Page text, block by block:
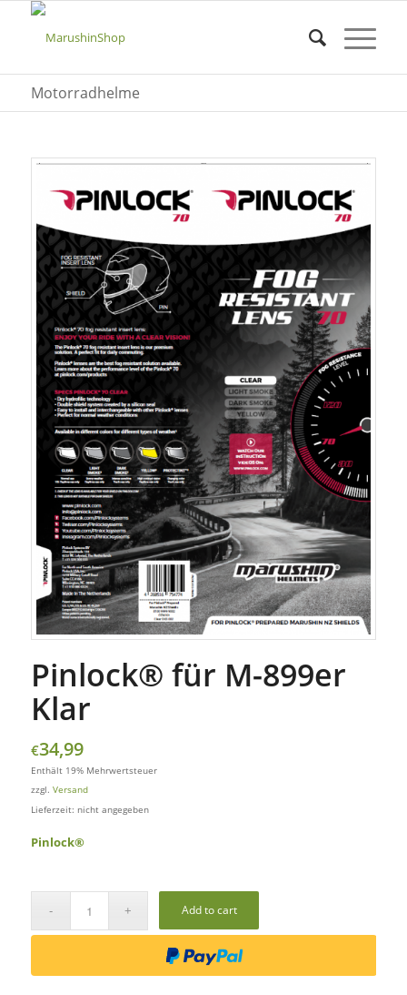
Motorradhelme
Pinlock® für M-899er
Klar
€34,99
Enthält 19% Mehrwertsteuer
zzgl. Versand
Lieferzeit: nicht angegeben
Pinlock®
Add to cart